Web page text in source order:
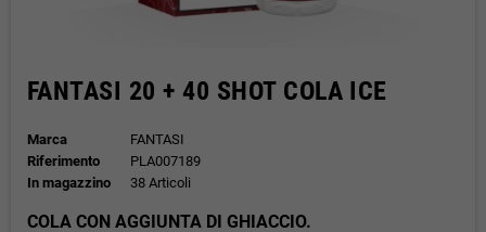
FANTASI 20 + 40 SHOT COLA ICE
Marca
FANTASI
Riferimento
PLA007189
In magazzino
38 Articoli
COLA CON AGGIUNTA DI GHIACCIO.